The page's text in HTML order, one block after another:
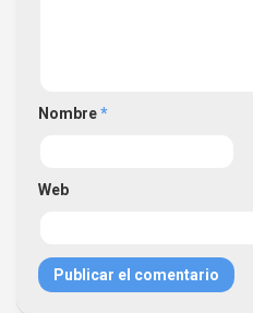
Nombre*
Web